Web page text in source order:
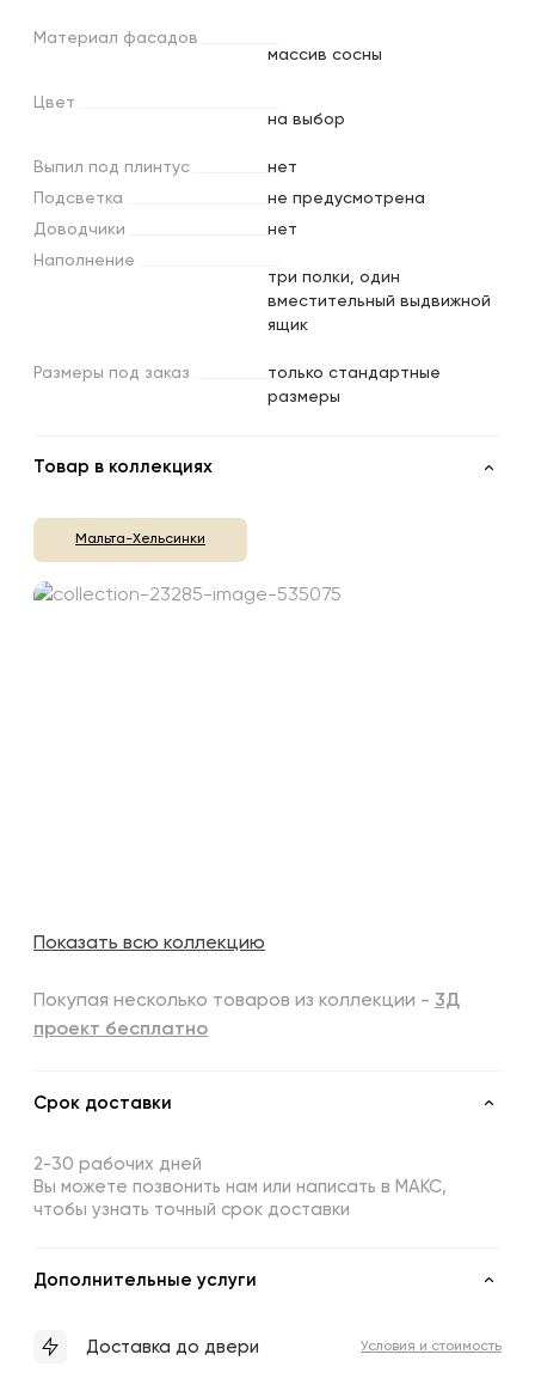
Материал фасадов
массив сосны
Цвет
на выбор
Выпил под плинтус
нет
Подсветка
не предусмотрена
Доводчики
нет
Наполнение
три полки, один
вместительный выдвижной
ящик
Размеры под заказ
только стандартные
размеры
Товар в коллекциях
Мальта-Хельсинки
Показать всю коллекцию
Покупая несколько товаров из коллекции - 3Д
проект бесплатно
Срок доставки
2-30 рабочих дней
Вы можете позвонить нам или написать в МАКС,
чтобы узнать точный срок доставки
Дополнительные услуги
Доставка до двери Условия и стоимость